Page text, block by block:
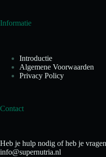
Informatie
Introductie
Algemene Voorwaarden
Privacy Policy
Contact
Heb je hulp nodig of heb je
info@supernutria.nl